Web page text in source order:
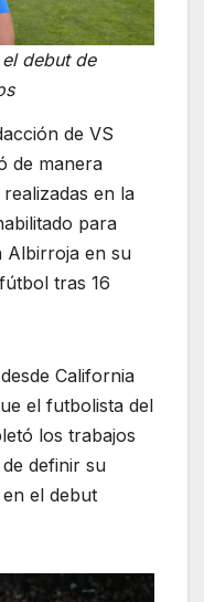
debut de
de VS
de manera
en la
para
Albirroja en su
tras 16
California
el futbolista del
los trabajos
definir su
el debut